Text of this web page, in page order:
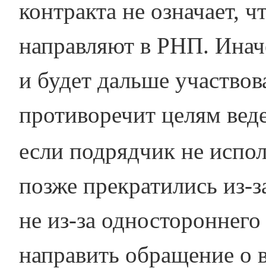
контракта не означает,
направляют в РНП.
и будет дальше
противоречит целям
если подрядчик не
позже прекратились из-
не из-за
направить обращение